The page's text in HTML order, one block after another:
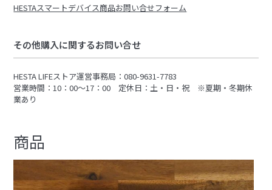
HESTAスマートデバイス商品お問い合せフォーム
その他購入に関するお問い合せ
HESTA LIFEストア運営事務局：080-9631-7783
営業時間：10：00～17：00 定休日：土・日・祝 ※夏期・冬期休
業あり
商品